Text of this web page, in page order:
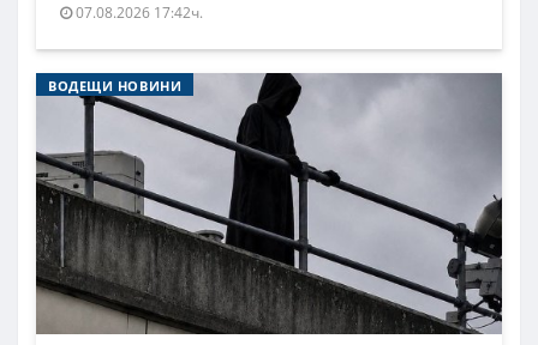
07.08.2026 17:42ч.
ВОДЕЩИ НОВИНИ